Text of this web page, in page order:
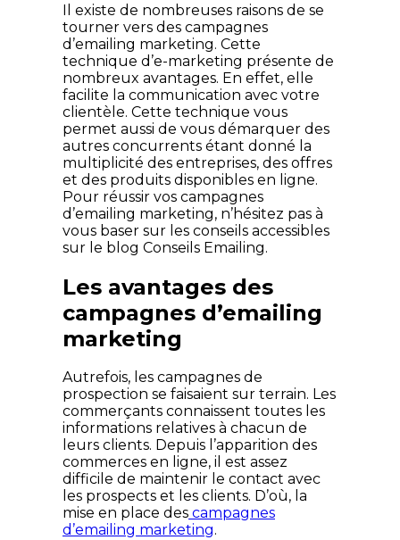
Il existe de nombreuses raisons de se
tourner vers des campagnes
d’emailing marketing. Cette
technique d’e-marketing présente de
nombreux avantages. En effet, elle
facilite la communication avec votre
clientèle. Cette technique vous
permet aussi de vous démarquer des
autres concurrents étant donné la
multiplicité des entreprises, des offres
et des produits disponibles en ligne.
Pour réussir vos campagnes
d’emailing marketing, n’hésitez pas à
vous baser sur les conseils accessibles
sur le blog Conseils Emailing.
Les avantages des
campagnes d’emailing
marketing
Autrefois, les campagnes de
prospection se faisaient sur terrain. Les
commerçants connaissent toutes les
informations relatives à chacun de
leurs clients. Depuis l’apparition des
commerces en ligne, il est assez
difficile de maintenir le contact avec
les prospects et les clients. D’où, la
mise en place des campagnes
d’emailing marketing.